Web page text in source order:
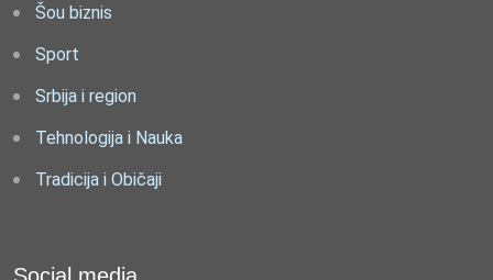
Šou biznis
Sport
Srbija i region
Tehnologija i Nauka
Tradicija i Običaji